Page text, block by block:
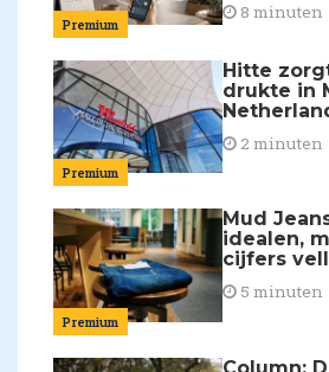
Premium
8 minuten
Premium
Hitte
drukte in
2 minuten
Premium
Mud
idealen,
cijfers
5 minuten
Column: